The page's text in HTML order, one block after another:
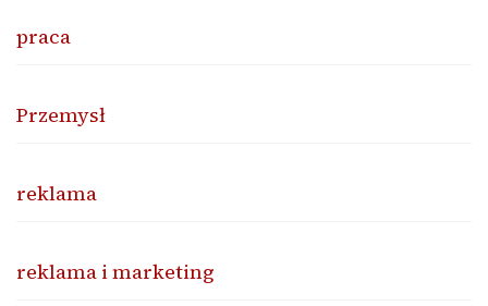
praca
Przemysł
reklama
reklama i marketing